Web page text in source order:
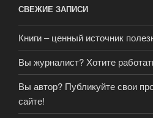
СВЕЖИЕ ЗАПИСИ
Книги – ценный источник
Вы журналист? Хотите
Вы автор? Публикуйте свои
сайте!